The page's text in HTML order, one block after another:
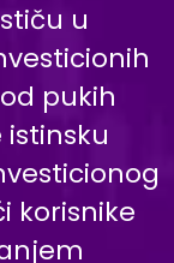
u
pukih
korisnike